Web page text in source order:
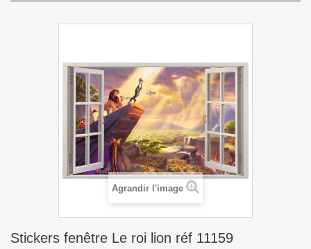
Agrandir l'image
Stickers fenêtre Le roi lion réf 11159